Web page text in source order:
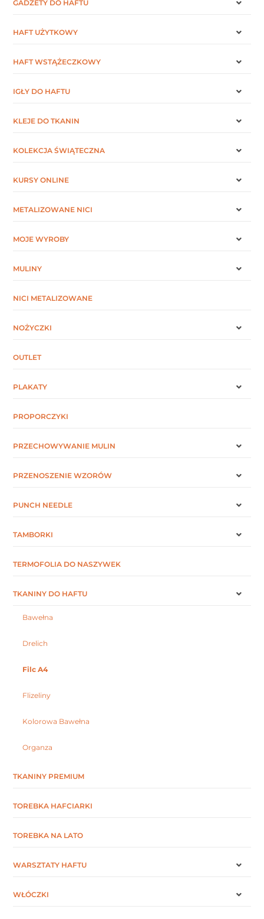
GADŻETY DO HAFTU
HAFT UŻYTKOWY
HAFT WSTĄŻECZKOWY
IGŁY DO HAFTU
KLEJE DO TKANIN
KOLEKCJA ŚWIĄTECZNA
KURSY ONLINE
METALIZOWANE NICI
MOJE WYROBY
MULINY
NICI METALIZOWANE
NOŻYCZKI
OUTLET
PLAKATY
PROPORCZYKI
PRZECHOWYWANIE MULIN
PRZENOSZENIE WZORÓW
PUNCH NEEDLE
TAMBORKI
TERMOFOLIA DO NASZYWEK
TKANINY DO HAFTU
Bawełna
Drelich
Filc A4
Flizeliny
Kolorowa Bawełna
Organza
TKANINY PREMIUM
TOREBKA HAFCIARKI
TOREBKA NA LATO
WARSZTATY HAFTU
WŁÓCZKI